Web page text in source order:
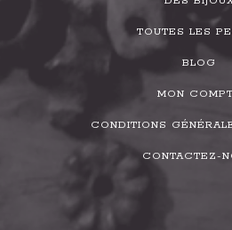
TOUTES LES
BLOG
MON
CONDITIONS
CONTACTEZ-